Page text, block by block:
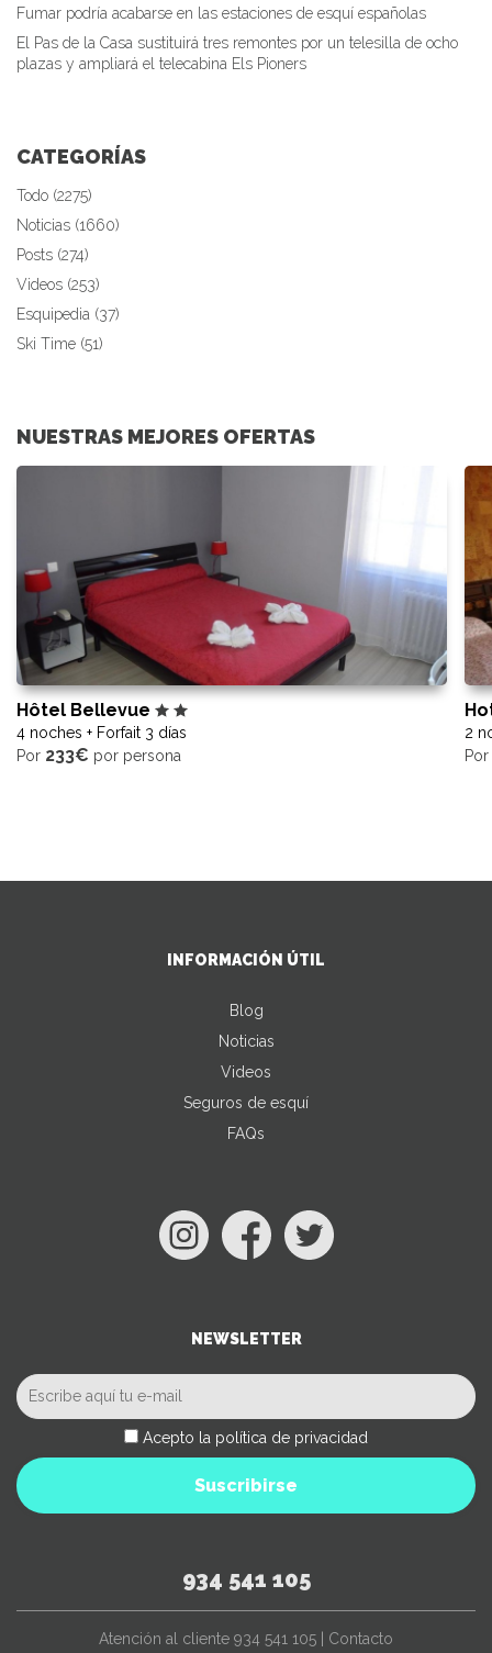
Fumar podría acabarse en las estaciones de esquí españolas
El Pas de la Casa sustituirá tres remontes por un telesilla de ocho
plazas y ampliará el telecabina Els Pioners
CATEGORÍAS
Todo (2275)
Noticias (1660)
Posts (274)
Videos (253)
Esquipedia (37)
Ski Time (51)
NUESTRAS MEJORES OFERTAS
Hôtel Bellevue
4 noches + Forfait 3 días
Por 233€ por persona
2
Por
INFORMACIÓN ÚTIL
Blog
Noticias
Videos
Seguros de esquí
FAQs
NEWSLETTER
Acepto la política de privacidad
Suscribirse
934 541 105
Atención al cliente 934 541 105 Contacto